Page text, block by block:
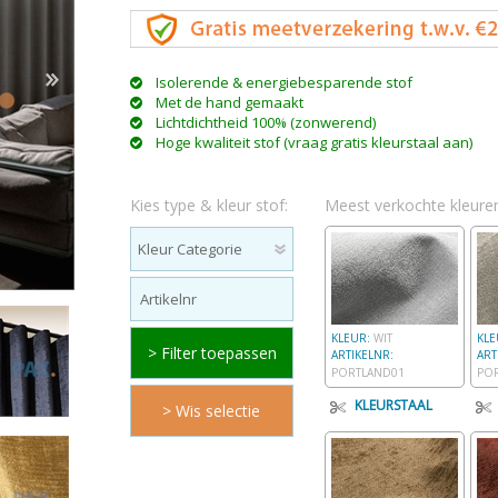
Linnen gordijnen
& plisses Elektrische rolgordijnen
Isolerende & energiebesparende stof
Met de hand gemaakt
Lichtdichtheid 100% (zonwerend)
Hoge kwaliteit stof (vraag gratis kleurstaal aan)
Kies type & kleur stof: Meest verkochte
KLEUR:WIT
ARTIKELNR:
PORTLAND01
KLEURSTAAL